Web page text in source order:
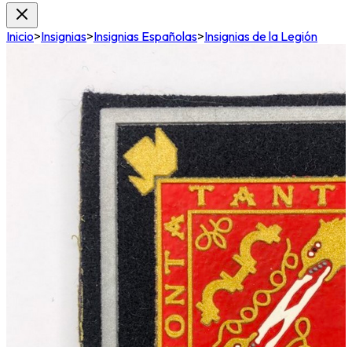
Inicio>Insignias>Insignias Españolas>Insignias de la Legión